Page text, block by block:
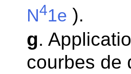
N41e ).
g.
courbes de